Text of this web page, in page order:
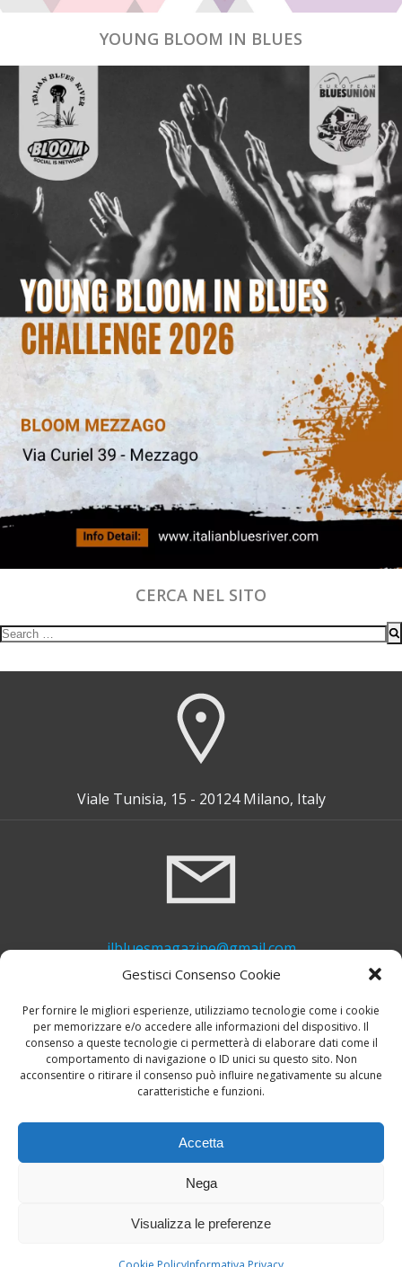
Gestisci Consenso Cookie
Per fornire le migliori esperienze, utilizziamo tecnologie come i cookie
per memorizzare e/o accedere alle informazioni del dispositivo. Il
consenso a queste tecnologie ci permetterà di elaborare dati come il
comportamento di navigazione o ID unici su questo sito. Non
acconsentire o ritirare il consenso può influire negativamente su alcune
caratteristiche e funzioni.
Accetta
Nega
Visualizza le preferenze
YOUNG BLOOM IN BLUES
CERCA NEL SITO
Search
Viale Tunisia, 15 - 20124 Milano, Italy
ilbluesmagazine@gmail.com
+39 339 748 6635
© 2026 Il Blues Magazine. Powered by